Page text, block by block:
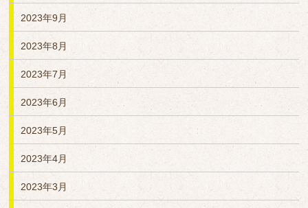
2023年9月
2023年8月
2023年7月
2023年6月
2023年5月
2023年4月
2023年3月